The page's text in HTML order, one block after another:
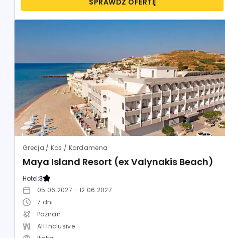
SPRAWDŹ OFERTĘ
Grecja / Kos / Kardamena
Maya Island Resort (ex Valynakis Beach)
Hotel:3
05.06.2027 - 12.06.2027
7 dni
Poznań
All Inclusive